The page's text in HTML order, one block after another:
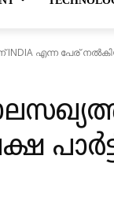
എന്ന പേര്